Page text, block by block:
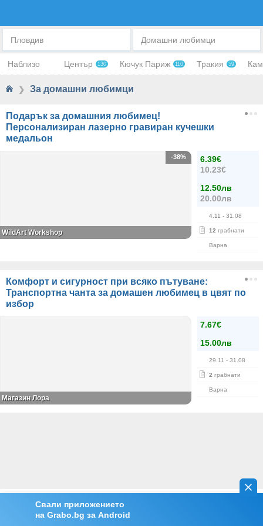
Пловдив Домашни любимци
Наблизо Център 130 Кючук Париж 110 Тракия 59
❯ За домашни любимци
Свали приложението
на Grabo.bg за Android
Подарък за домашния любимец!
Персонализиран лазерно гравиран кучешки
медальон
6.39€
10.23€
12.50лв
20.00лв
4.11 - 31.08
12 грабнати
Варна
-38%
WildArt Workshop
Комфорт и сигурност при всяко пътуване:
Транспортна чанта за домашен любимец в цвят по
избор
7.67€
15.00лв
29.11 - 31.08
2 грабнати
Варна
Магазин Лора